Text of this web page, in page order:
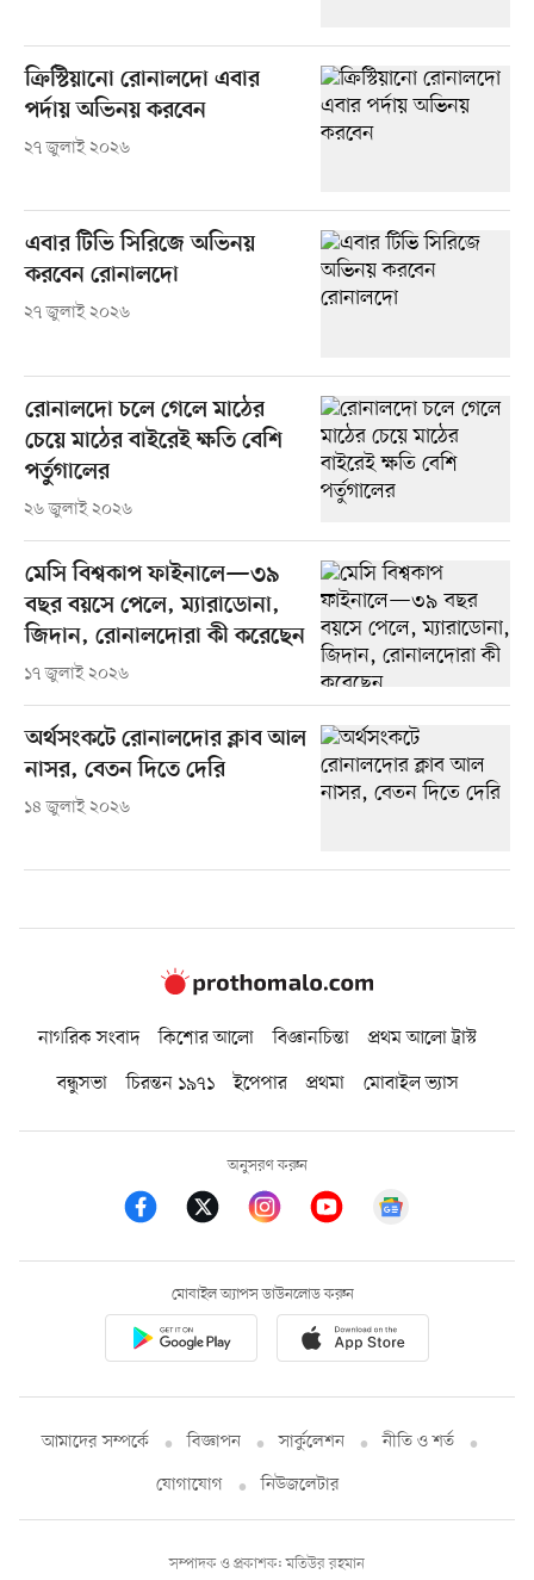
ক্রিস্টিয়ানো রোনালদো এবার
পর্দায় অভিনয় করবেন
২৭ জুলাই ২০২৬
এবার টিভি সিরিজে অভিনয়
করবেন রোনালদো
২৭ জুলাই ২০২৬
রোনালদো চলে গেলে মাঠের
চেয়ে মাঠের বাইরেই ক্ষতি বেশি
পর্তুগালের
২৬ জুলাই ২০২৬
মেসি বিশ্বকাপ ফাইনালে—৩৯
বছর বয়সে পেলে, ম্যারাডোনা,
জিদান, রোনালদোরা কী করেছেন
১৭ জুলাই ২০২৬
অর্থসংকটে রোনালদোর ক্লাব আল
নাসর, বেতন দিতে দেরি
১৪ জুলাই ২০২৬
নাগরিক সংবাদ কিশোর আলো বিজ্ঞানচিন্তা
প্রথম আলো ট্রাস্ট
বন্ধুসভা
চিরন্তন ১৯৭১ ইপেপার প্রথমা মোবাইল ভ্যাস
অনুসরণ করুন
মোবাইল অ্যাপস ডাউনলোড করুন
আমাদের সম্পর্কে বিজ্ঞাপন সার্কুলেশন
নীতি ও শর্ত
যোগাযোগ
নিউজলেটার
সম্পাদক ও প্রকাশক: মতিউর রহমান